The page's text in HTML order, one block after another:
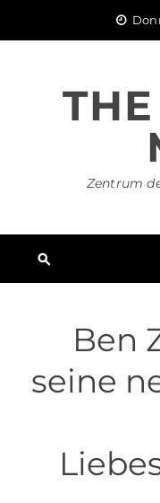
Zentrum
Ben
seine